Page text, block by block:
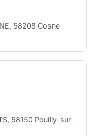
58208 Cosne-
58150 Pouilly-sur-